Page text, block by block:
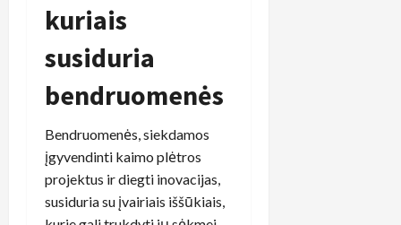
kuriais
susiduria
bendruomenės
Bendruomenės, siekdamos
įgyvendinti kaimo plėtros
projektus ir diegti inovacijas,
susiduria su įvairiais iššūkiais,